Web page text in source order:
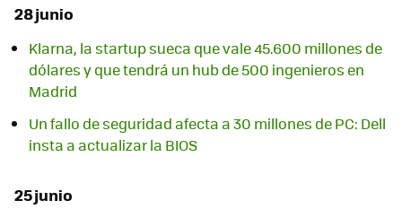
28 junio
Klarna, la startup sueca que vale 45.600 millones de
dólares y que tendrá un hub de 500 ingenieros en
Madrid
Un fallo de seguridad afecta a 30 millones de PC: Dell
insta a actualizar la BIOS
25 junio